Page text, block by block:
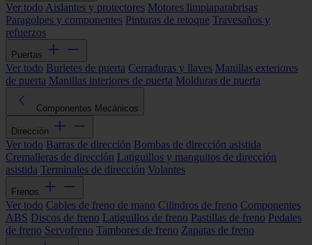
Ver todo Aislantes y protectores Motores limpiaparabrisas
Paragolpes y componentes Pinturas de retoque Travesaños y
refuerzos
Puertas
Ver todo Burletes de puerta Cerraduras y llaves Manillas exteriores
de puerta Manillas interiores de puerta Molduras de puerta
Componentes Mecánicos
Dirección
Ver todo Barras de dirección Bombas de dirección asistida
Cremalleras de dirección Latiguillos y manguitos de dirección
asistida Terminales de dirección Volantes
Frenos
Ver todo Cables de freno de mano Cilindros de freno Componentes
ABS Discos de freno Latiguillos de freno Pastillas de freno Pedales
de freno Servofreno Tambores de freno Zapatas de freno